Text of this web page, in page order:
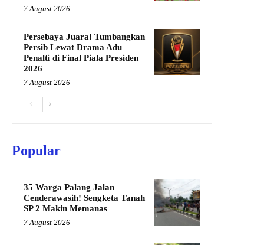
7 August 2026
Persebaya Juara! Tumbangkan
Persib Lewat Drama Adu
Penalti di Final Piala Presiden
2026
7 August 2026
Popular
35 Warga Palang Jalan
Cenderawasih! Sengketa Tanah
SP 2 Makin Memanas
7 August 2026